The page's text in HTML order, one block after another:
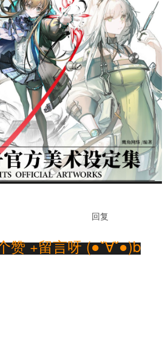
回复
赞 +留言呀 (●ˇ∀ˇ●)b